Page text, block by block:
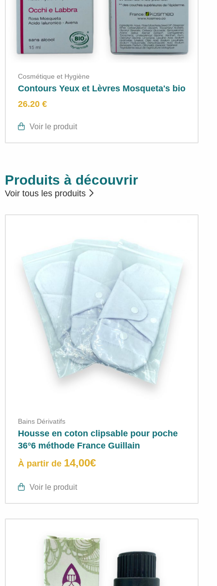
Cosmétique et Hygiène
Contours Yeux et Lèvres Mosqueta's bio
26.20 €
Voir le produit
Produits à découvrir
Voir tous les produits
Bains Dérivatifs
Housse en coton clipsable pour poche
36°6 méthode France Guillain
À partir de 14,00€
Voir le produit